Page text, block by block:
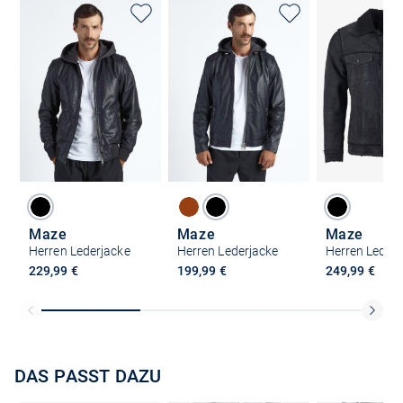
Maze
Herren Lederjacke
229,99 €
Maze
Herren Lederjacke
199,99 €
Maze
Herren
249,99 €
DAS PASST DAZU